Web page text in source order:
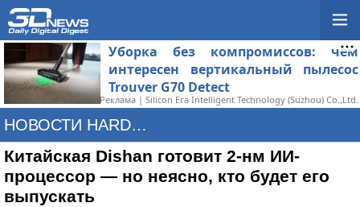
Уборка без компромиссов: чем
интересен вертикальный пылесос
Trouver G70 Detect
Реклама | Silicon Era Intelligent Technology (Suzhou) Co.,Ltd.
НОВОСТИ HARDWARE
Китайская Dishan готовит 2-нм ИИ-
процессор — но неясно, кто будет его
выпускать